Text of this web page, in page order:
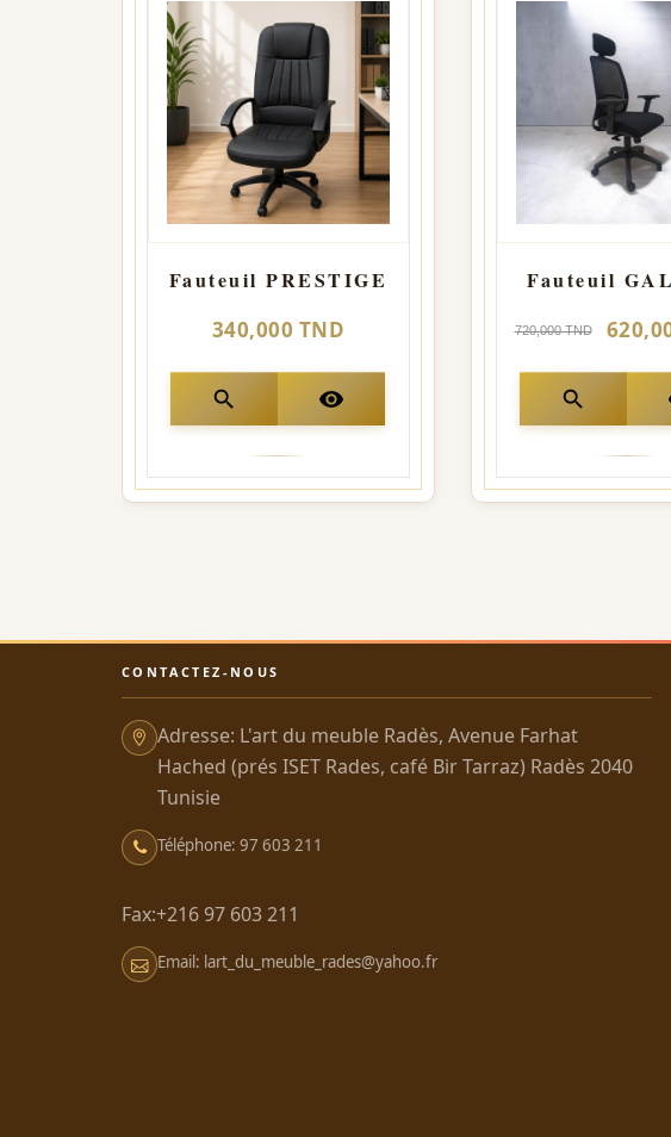
Fauteuil PRESTIGE
340,000 TND
search visibility
Fauteuil
720,000 TND
search
CONTACTEZ-NOUS
Adresse: L'art du meuble Radès, Avenue Farhat
Hached (prés ISET Rades, café Bir Tarraz) Radès 2040
Tunisie
Téléphone: 97 603 211
Fax:+216 97 603 211
Email: lart_du_meuble_rades@yahoo.fr